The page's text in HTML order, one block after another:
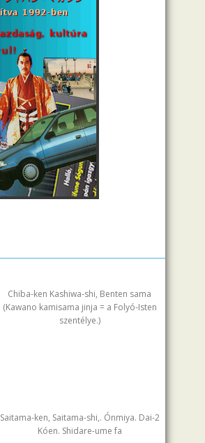
Chiba-ken Kashiwa-shi, Benten sama
(Kawano kamisama jinja = a Folyó-Isten
szentélye.)
Saitama-ken, Saitama-shi,. Ónmiya. Dai-2
Kóen. Shidare-ume fa